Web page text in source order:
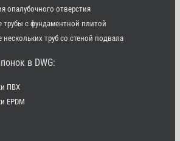
опалубочного отверстия
трубы с фундаментной плитой
нескольких труб со стеной подвала
в DWG:
ПВХ
EPDM